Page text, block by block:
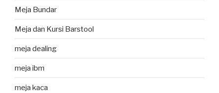
Meja Bundar
Meja dan Kursi Barstool
meja dealing
meja ibm
meja kaca